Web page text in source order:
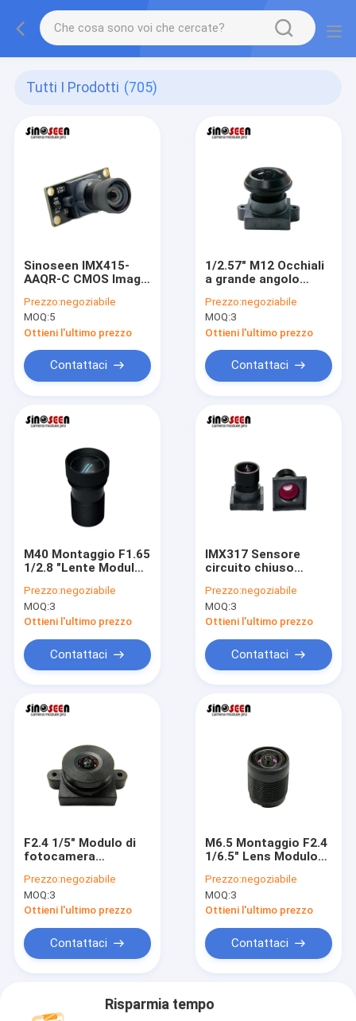
Tutti I Prodotti (705)
Sinoseen IMX415-
AAQR-C CMOS Image
risoluzione e imaging
per applicazioni
industriali e di
sorveglianza
Prezzo:negoziabile
MOQ:5
Ottieni l'ultimo prezzo
Contattaci
1/2.57" M12 Occhiali
a grande angolo
sorveglianza Occhiali
fotografici
Prezzo:negoziabile
MOQ:3
Ottieni l'ultimo prezzo
Contattaci
M40 Montaggio F1.65
1/2.8 "Lente Modulo
IMX307 Sensore
Camera di
Sorveglianza
Prezzo:negoziabile
MOQ:3
Ottieni l'ultimo prezzo
Contattaci
IMX317 Sensore
circuito chiuso
sorveglianza
Obiettivo M9
Montaggio F2.0
Prezzo:negoziabile
MOQ:3
Ottieni l'ultimo prezzo
Contattaci
F2.4 1/5" Modulo di
fotocamera
Obiettivo montato
per telecamera di
sorveglianza a
Prezzo:negoziabile
MOQ:3
Ottieni l'ultimo prezzo
Contattaci
M6.5 Montaggio F2.4
1/6.5" Lens Modulo
Sensore GC0308
Prezzo:negoziabile
MOQ:3
Ottieni l'ultimo prezzo
Contattaci
Risparmia tempo